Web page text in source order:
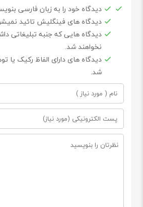
دیدگاه خود را به زبان فارسی
دیدگاه های فینگلیش تائید
دیدگاه هایی که جنبه تبلیغاتی
نخواهند شد.
دیدگاه های دارای الفاظ رکیک یا
شد.